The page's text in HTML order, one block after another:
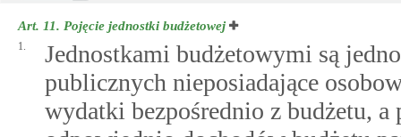
Art. 11. Pojęcie jednostki budżetowej
1.
Jednostkami budżetowymi są
publicznych nieposiadające
wydatki bezpośrednio z budżetu, a